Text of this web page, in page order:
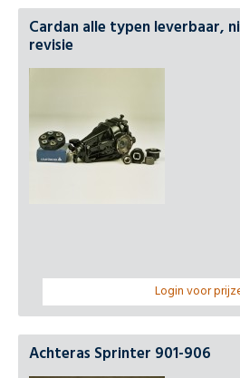
Cardan alle typen leverbaar,
revisie
Login voor
Achteras Sprinter 901-906